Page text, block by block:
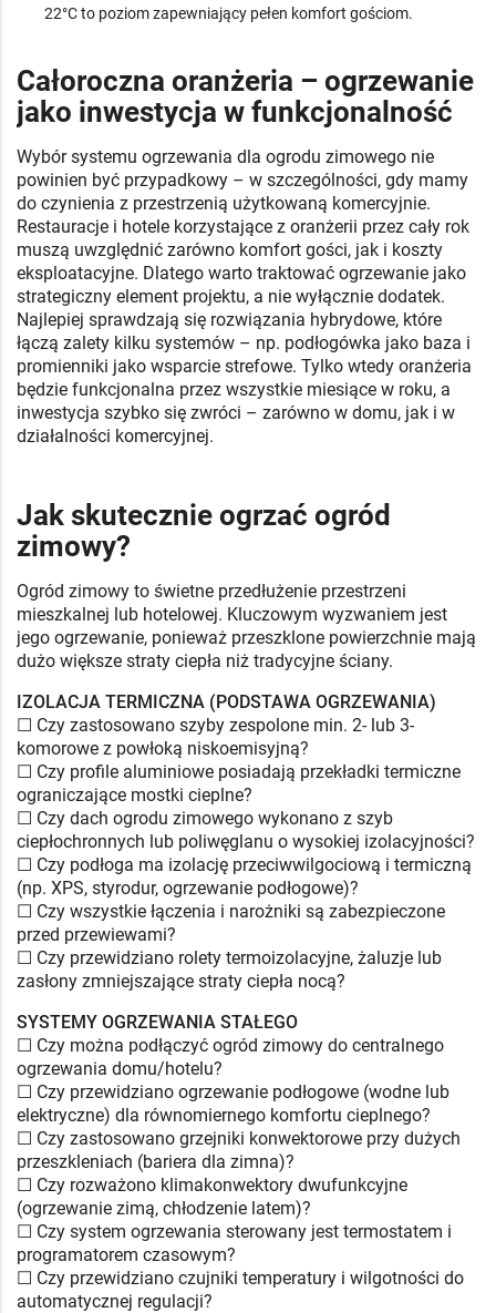
22°C to poziom zapewniający pełen komfort gościom.
Całoroczna oranżeria – ogrzewanie
jako inwestycja w funkcjonalność
Wybór systemu ogrzewania dla ogrodu zimowego nie
powinien być przypadkowy – w szczególności, gdy mamy
do czynienia z przestrzenią użytkowaną komercyjnie.
Restauracje i hotele korzystające z oranżerii przez cały rok
muszą uwzględnić zarówno komfort gości, jak i koszty
eksploatacyjne. Dlatego warto traktować ogrzewanie jako
strategiczny element projektu, a nie wyłącznie dodatek.
Najlepiej sprawdzają się rozwiązania hybrydowe, które
łączą zalety kilku systemów – np. podłogówka jako baza i
promienniki jako wsparcie strefowe. Tylko wtedy oranżeria
będzie funkcjonalna przez wszystkie miesiące w roku, a
inwestycja szybko się zwróci – zarówno w domu, jak i w
działalności komercyjnej.
Jak skutecznie ogrzać ogród
zimowy?
Ogród zimowy to świetne przedłużenie przestrzeni
mieszkalnej lub hotelowej. Kluczowym wyzwaniem jest
jego ogrzewanie, ponieważ przeszklone powierzchnie mają
dużo większe straty ciepła niż tradycyjne ściany.
IZOLACJA TERMICZNA (PODSTAWA OGRZEWANIA)
☐ Czy zastosowano szyby zespolone min. 2- lub 3-
komorowe z powłoką niskoemisyjną?
☐ Czy profile aluminiowe posiadają przekładki termiczne
ograniczające mostki cieplne?
☐ Czy dach ogrodu zimowego wykonano z szyb
ciepłochronnych lub poliwęglanu o wysokiej izolacyjności?
☐ Czy podłoga ma izolację przeciwwilgociową i termiczną
(np. XPS, styrodur, ogrzewanie podłogowe)?
☐ Czy wszystkie łączenia i narożniki są zabezpieczone
przed przewiewami?
☐ Czy przewidziano rolety termoizolacyjne, żaluzje lub
zasłony zmniejszające straty ciepła nocą?
SYSTEMY OGRZEWANIA STAŁEGO
☐ Czy można podłączyć ogród zimowy do centralnego
ogrzewania domu/hotelu?
☐ Czy przewidziano ogrzewanie podłogowe (wodne lub
elektryczne) dla równomiernego komfortu cieplnego?
☐ Czy zastosowano grzejniki konwektorowe przy dużych
przeszkleniach (bariera dla zimna)?
☐ Czy rozważono klimakonwektory dwufunkcyjne
(ogrzewanie zimą, chłodzenie latem)?
☐ Czy system ogrzewania sterowany jest termostatem i
programatorem czasowym?
☐ Czy przewidziano czujniki temperatury i wilgotności do
automatycznej regulacji?